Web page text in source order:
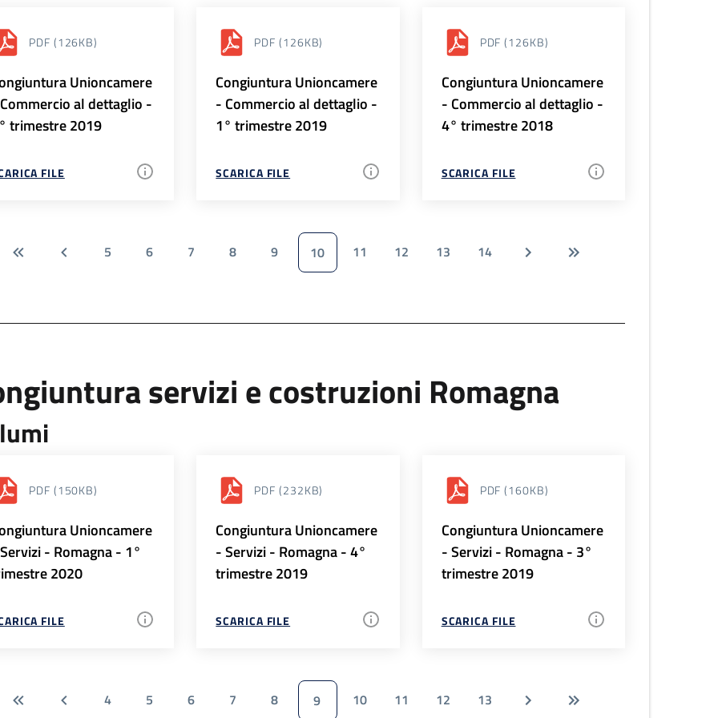
PDF (126KB)
Unioncamere
al dettaglio -
trimestre 2019
FILE
PDF (126KB)
Congiuntura Unioncamere
- Commercio al dettaglio -
1° trimestre 2019
SCARICA FILE
PDF (126KB)
Congiuntura Unioncamere
- Commercio al dettaglio -
4° trimestre 2018
SCARICA FILE
5 6 7 8 9 10 11 12 13 14
servizi e costruzioni Romagna
PDF (150KB)
Unioncamere
- Romagna - 1°
2020
FILE
PDF (232KB)
Congiuntura Unioncamere
- Servizi - Romagna - 4°
trimestre 2019
SCARICA FILE
PDF (160KB)
Congiuntura Unioncamere
- Servizi - Romagna - 3°
trimestre 2019
SCARICA FILE
4 5 6 7 8 9 10 11 12 13